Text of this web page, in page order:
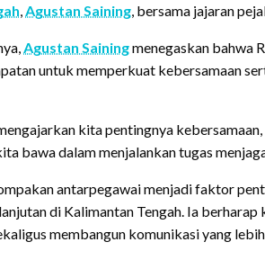
,Agustan Saining, bersama jajaran
Agustan Sainingmenegaskan bahwa
untuk memperkuat kebersamaan
kita pentingnya
bawa dalam menjalankan tugas
antarpegawai menjadi faktor
di Kalimantan Tengah. Ia
membangun komunikasi yang